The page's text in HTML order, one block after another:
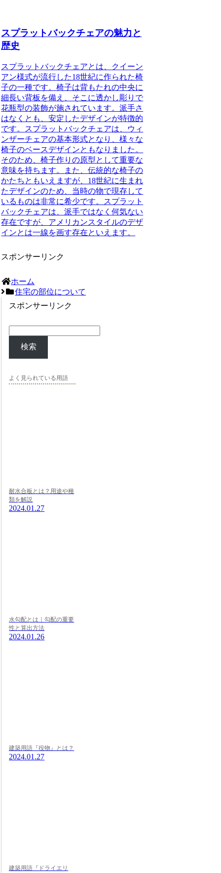
スプラットバックチェアの魅力と
歴史
スプラットバックチェアとは、
クイーン
アン様式が流行した18世紀に作られた椅
子の一種です。椅子は背もたれの中央に
細長い背板を備え、そこに透かし彫りで
花瓶型の装飾が施されています。派手さ
はなくとも、安定したデザインが特徴的
です。
スプラットバックチェアは、ウィ
ンザーチェアの基本形式となり、様々な
椅子のベースデザインともなりました。
そのため、椅子作りの原型として重要な
意味を持ちます。
また、伝統的な椅子の
かたちともいえますが、18世紀に生まれ
たデザインのため、当時の物で現存して
いるものは非常に希少です。スプラット
バックチェアは、派手ではなく何気ない
存在ですが、アメリカンスタイルのデザ
インとは一線を画す存在といえます。
スポンサーリンク
ホーム
住宅の部位について
スポンサーリンク
検索
よく見られている用語
耐水合板とは？用途や種
類を解説
2024.01.27
水勾配とは｜勾配の重要
性と算出方法
2024.01.26
建築用語『役物』とは？
2024.01.27
建築用語『ドライエリ